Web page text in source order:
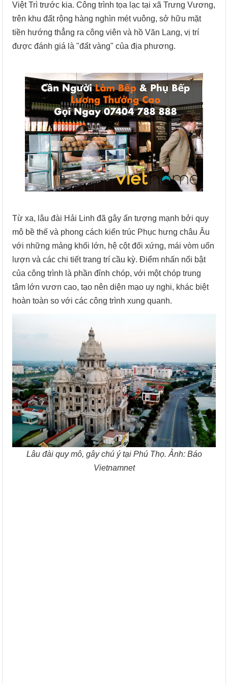
Việt Trì trước kia. Công trình tọa lạc tại xã Trưng Vương,
trên khu đất rộng hàng nghìn mét vuông, sở hữu mặt
tiền hướng thẳng ra công viên và hồ Văn Lang, vị trí
được đánh giá là "đất vàng" của địa phương.
Từ xa, lâu đài Hải Linh đã gây ấn tượng mạnh bởi quy
mô bề thế và phong cách kiến trúc Phục hưng châu Âu
với những mảng khối lớn, hệ cột đối xứng, mái vòm uốn
lượn và các chi tiết trang trí cầu kỳ. Điểm nhấn nổi bật
của công trình là phần đỉnh chóp, với một chóp trung
tâm lớn vươn cao, tạo nên diện mạo uy nghi, khác biệt
hoàn toàn so với các công trình xung quanh.
Lâu đài quy mô, gây chú ý tại Phú Thọ. Ảnh: Báo
Vietnamnet